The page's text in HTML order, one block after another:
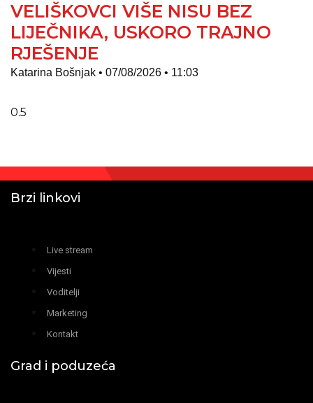
VELIŠKOVCI VIŠE NISU BEZ
LIJEČNIKA, USKORO TRAJNO
RJEŠENJE
Katarina Bošnjak 07/08/2026 11:03
Brzi linkovi
Live stream
Vijesti
Voditelji
Marketing
Kontakt
Grad i poduzeća